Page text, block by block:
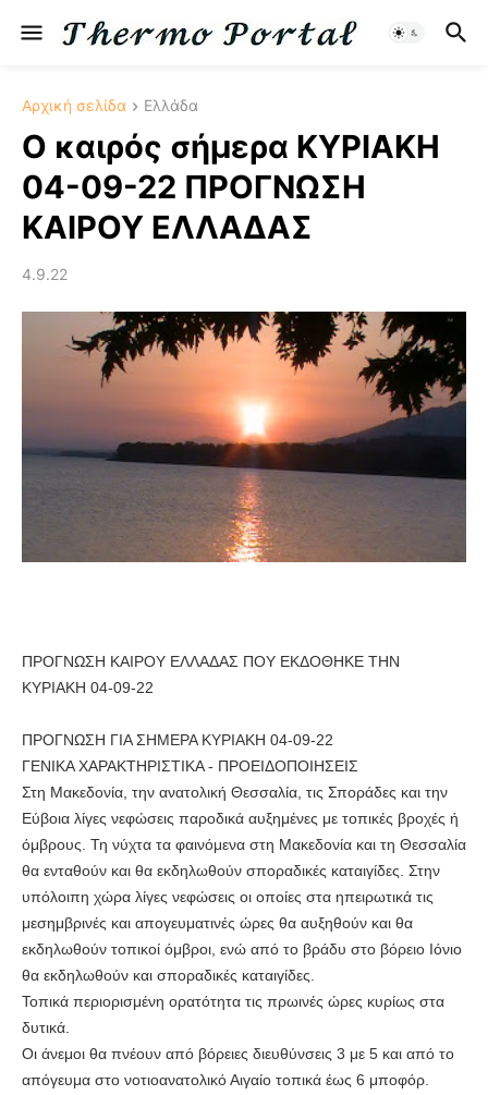
Αρχική σελίδα Ελλάδα
Ο καιρός σήμερα ΚΥΡΙΑΚΗ
04-09-22 ΠΡΟΓΝΩΣΗ
ΚΑΙΡΟΥ ΕΛΛΑΔΑΣ
4.9.22
ΠΡΟΓΝΩΣΗ ΚΑΙΡΟΥ ΕΛΛΑΔΑΣ ΠΟΥ ΕΚΔΟΘΗΚΕ ΤΗΝ
ΚΥΡΙΑΚΗ 04-09-22
ΠΡΟΓΝΩΣΗ ΓΙΑ ΣΗΜΕΡΑ ΚΥΡΙΑΚΗ 04-09-22
ΓΕΝΙΚΑ ΧΑΡΑΚΤΗΡΙΣΤΙΚΑ - ΠΡΟΕΙΔΟΠΟΙΗΣΕΙΣ
Στη Μακεδονία, την ανατολική Θεσσαλία, τις Σποράδες και την
Εύβοια λίγες νεφώσεις παροδικά αυξημένες με τοπικές βροχές ή
όμβρους. Τη νύχτα τα φαινόμενα στη Μακεδονία και τη Θεσσαλία
θα ενταθούν και θα εκδηλωθούν σποραδικές καταιγίδες. Στην
υπόλοιπη χώρα λίγες νεφώσεις οι οποίες στα ηπειρωτικά τις
μεσημβρινές και απογευματινές ώρες θα αυξηθούν και θα
εκδηλωθούν τοπικοί όμβροι, ενώ από το βράδυ στο βόρειο Ιόνιο
θα εκδηλωθούν και σποραδικές καταιγίδες.
Τοπικά περιορισμένη ορατότητα τις πρωινές ώρες κυρίως στα
δυτικά.
Οι άνεμοι θα πνέουν από βόρειες διευθύνσεις 3 με 5 και από το
απόγευμα στο νοτιοανατολικό Αιγαίο τοπικά έως 6 μποφόρ.